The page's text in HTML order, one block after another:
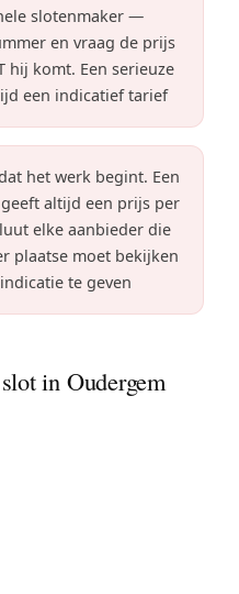
slotenmaker —
en vraag de prijs
hij komt. Een serieuze
een indicatief tarief
het werk begint. Een
altijd een prijs per
elke aanbieder die
plaatse moet bekijken
te geven
in Oudergem